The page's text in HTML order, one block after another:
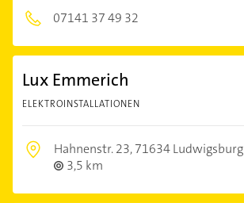
07141 37 49 32
Lux Emmerich
ELEKTROINSTALLATIONEN
Hahnenstr. 23,71634 Ludwigsburg
3,5 km